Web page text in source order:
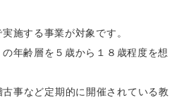
施する事業が対象です。
年齢層を５歳から１８歳程度を想
事など定期的に開催されている教